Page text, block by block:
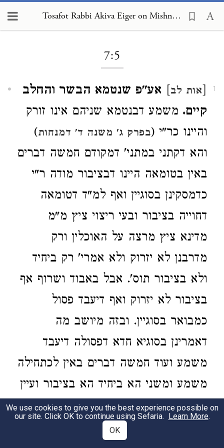
Tosafot Rabbi Akiva Eiger on Mishnah Pesachim 7:5
7:5
1
[אות לב] אע"פ שנטמא הבשר והחלב
קיים. משמע דבנטמא שניהם אינו זורק
והיינו כר"י (בפרק ג' משנה ד' דמנחות)
והא דקתני במתני' דמקודם חמשה דברים
באין בטומאה היינו דבציבור מודה ר"י
כדמסקינן בסוגיין ואף למ"ד דטומאה
דחוייה בציבור ובעי ריצוי ציץ מ"מ
מדינא ציץ מרצה על האוכלין ורק
מדרבנן לא יזרוק ולא אמרי' רק ביחיד
ולא בציבור תוס'. אבל באבוד ושרוף אף
בציבור לא יזרוק ואף דיעבד פסול
כמבואר בסוגיין. ובזה מיושב מה
דאמרינן בסוגיא חדא דפסולה דיעבד
משמע ועוד חמשה דברים באין לכתחילה
משמע ומשני הא ביחיד הא בציבור ועיין
מהרש"א דלא חש להשיב על קושיא
הראשונה ופסולה היינו לכתחילה. ולענ"ד
We use cookies to give you the best experience possible on
our site. Click OK to continue using Sefaria. Learn More.
OK